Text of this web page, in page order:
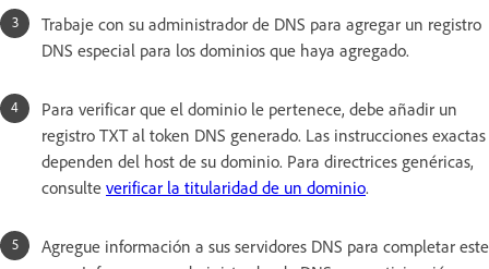
Trabaje con su administrador de DNS para agregar un registro
DNS especial para los dominios que haya agregado.
Para verificar que el dominio le pertenece, debe añadir un
registro TXT al token DNS generado. Las instrucciones exactas
dependen del host de su dominio. Para directrices genéricas,
consulte verificar la titularidad de un dominio.
Agregue información a sus servidores DNS para completar este